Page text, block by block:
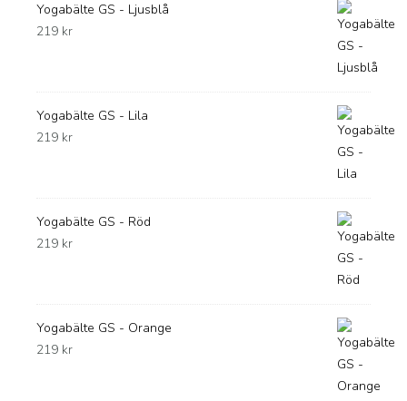
Yogabälte GS - Ljusblå
219 kr
Yogabälte GS - Lila
219 kr
Yogabälte GS - Röd
219 kr
Yogabälte GS - Orange
219 kr